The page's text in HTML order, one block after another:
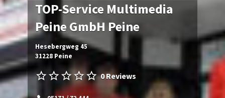
TOP-Service Multimedia
Peine GmbH Peine
Hesebergweg 45
31228 Peine
0 Reviews